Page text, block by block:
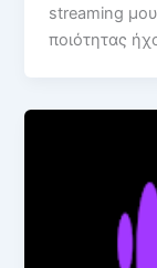
streaming
ποιότητας